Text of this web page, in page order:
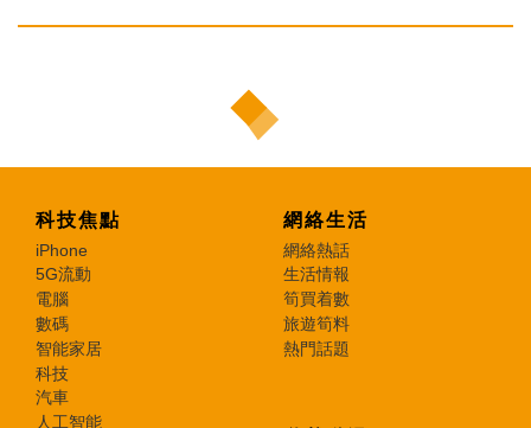
科技焦點
iPhone
5G流動
電腦
數碼
智能家居
科技
汽車
人工智能
網絡生活
網絡熱話
生活情報
筍買着數
旅遊筍料
熱門話題